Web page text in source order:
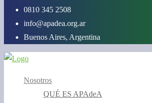
0810 345 2508
info@apadea.org.ar
Buenos Aires, Argentina
Nosotros
QUÉ ES APAdeA